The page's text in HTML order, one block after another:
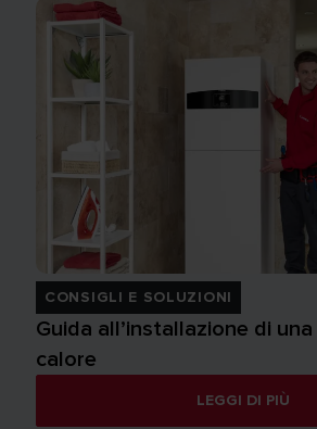
CONSIGLI E SOLUZIONI
Guida all’installazione di
calore
LEGGI DI PIÙ